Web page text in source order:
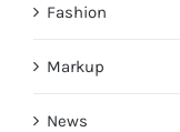
Fashion
Markup
News